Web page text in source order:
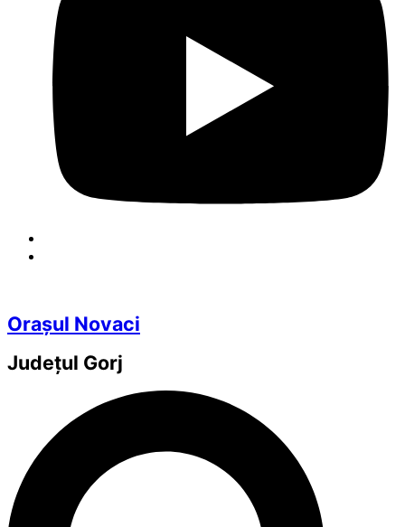
Orașul Novaci
Județul Gorj